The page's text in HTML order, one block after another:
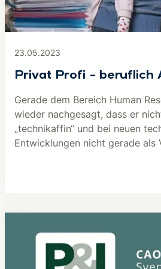
23.05.2023
Privat Profi – beruflich
Gerade dem Bereich Human
wieder nachgesagt, dass er
„technikaffin“ und bei neuen
Entwicklungen nicht gerade als